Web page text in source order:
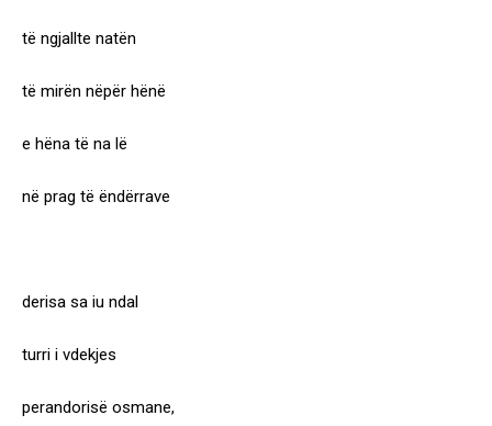
të ngjallte natën
të mirën nëpër hënë
e hëna të na lë
në prag të ëndërrave
derisa sa iu ndal
turri i vdekjes
perandorisë osmane,